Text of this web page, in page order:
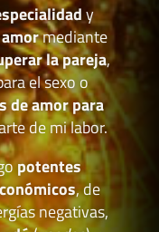
y
mediante
la pareja,
el sexo o
de amor para
de mi labor.
potentes
, de
negativas,